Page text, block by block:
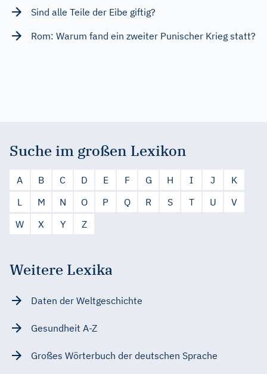
Sind alle Teile der Eibe giftig?
Rom: Warum fand ein zweiter Punischer Krieg statt?
Suche im großen Lexikon
A B C D E F G H I J
K
L
M N O P Q R S T U
V
W
X Y Z
Weitere Lexika
Daten der Weltgeschichte
Gesundheit A-Z
Großes Wörterbuch der deutschen Sprache